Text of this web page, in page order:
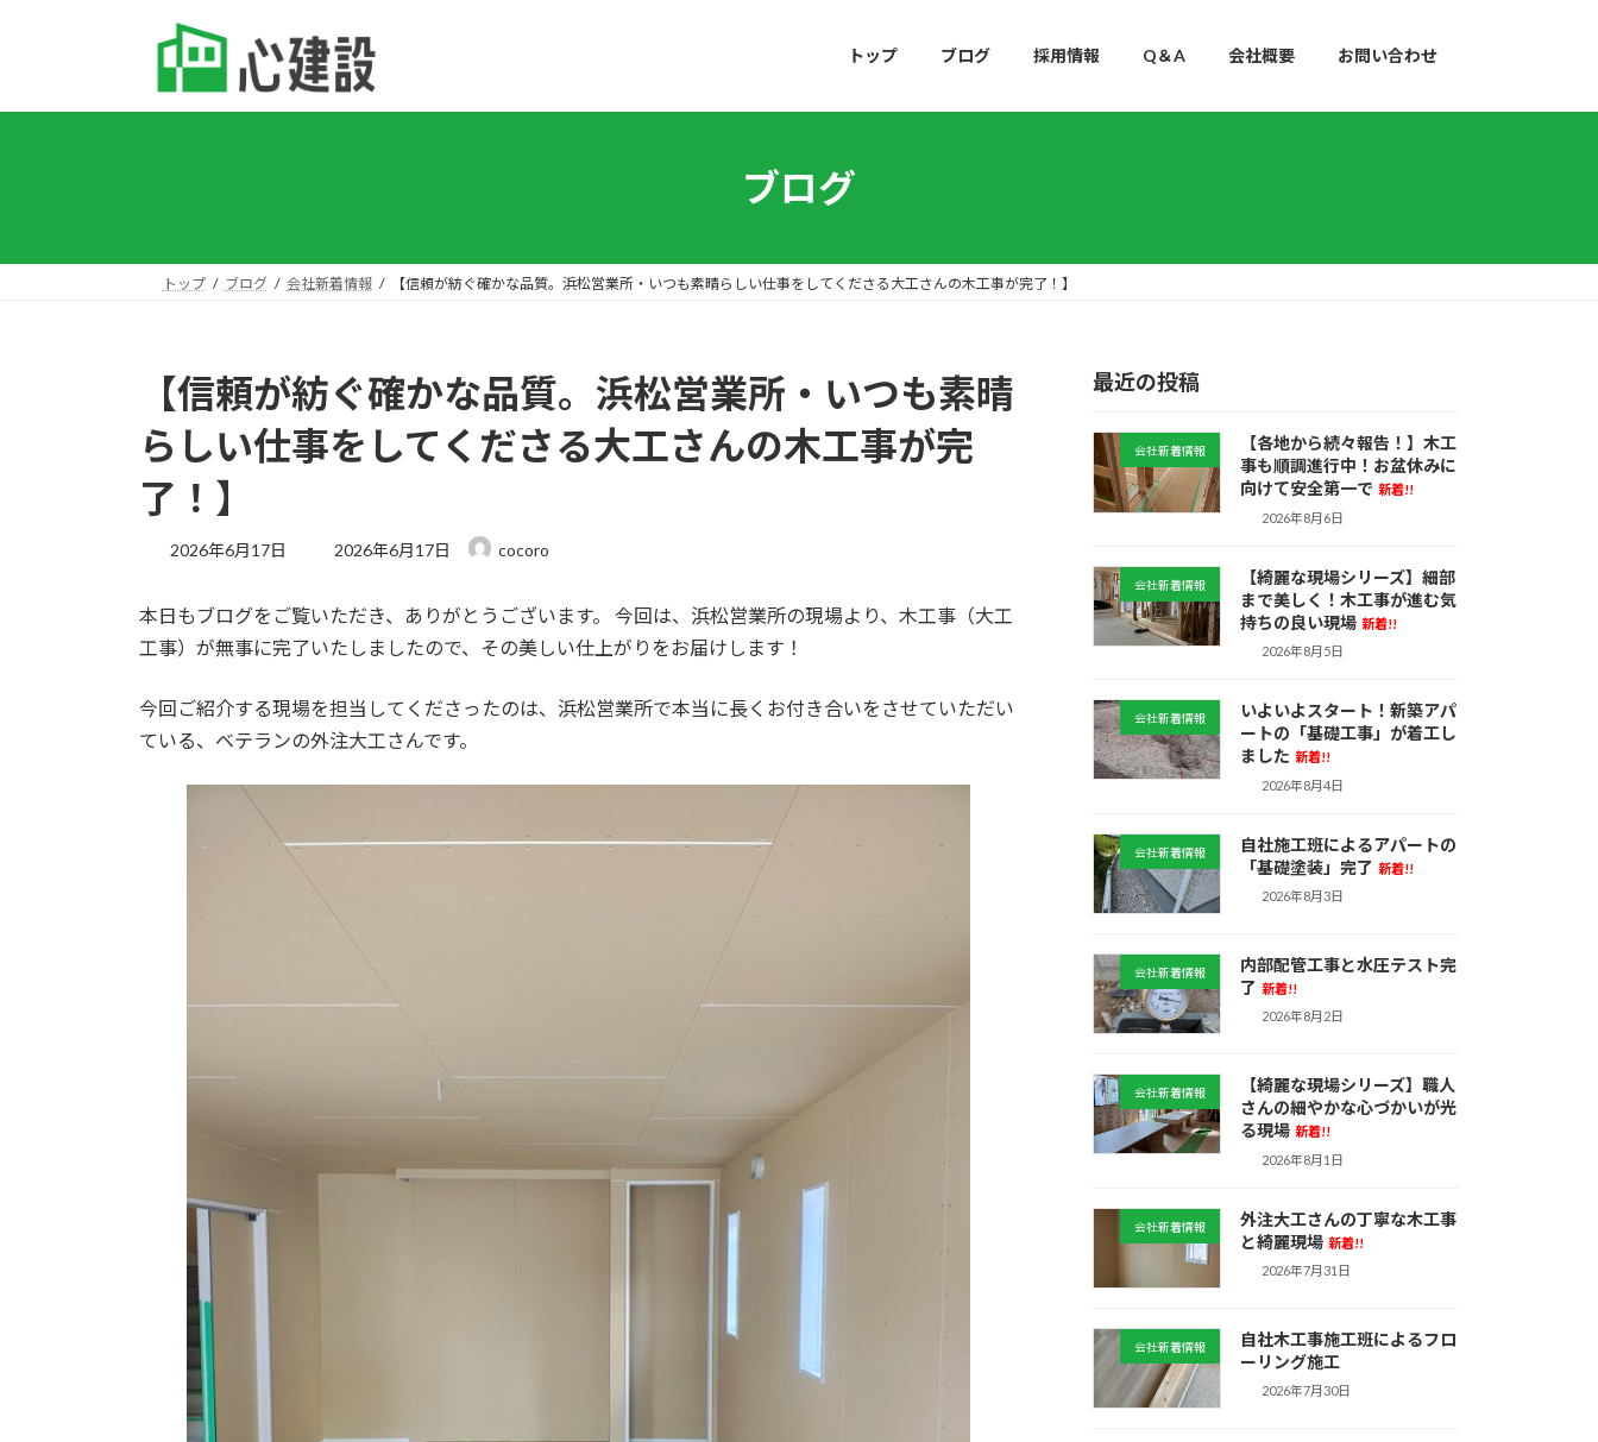
プ
動
トップ ブログ 採用情報 Q＆A 会社概要 お問い合わせ
ブログ
トップ ブログ 会社新着情報 【信頼が紡ぐ確かな品質。浜松営業所・いつも素晴らしい仕事をしてくださる大工さんの木工事が完了！】
【信頼が紡ぐ確かな品質。浜松営業所・いつも素晴
らしい仕事をしてくださる大工さんの木工事が完
了！】
2026年6月17日
最
新
日
2026年6月17日 cocoro
本日もブログをご覧いただき、ありがとうございます。 今回は、浜松営業所の現場より、木工事（大工
工事）が無事に完了いたしましたので、その美しい仕上がりをお届けします！
今回ご紹介する現場を担当してくださったのは、浜松営業所で本当に長くお付き合いをさせていただい
ている、ベテランの外注大工さんです。
最近の投稿
会社新着情報
【各地から続々報告！】木工
事も順調進行中！お盆休みに
向けて安全第一で 新着!!
2026年8月6日
会社新着情報
【綺麗な現場シリーズ】細部
まで美しく！木工事が進む気
持ちの良い現場 新着!!
2026年8月5日
会社新着情報
いよいよスタート！新築アパ
ートの「基礎工事」が着工し
ました 新着!!
2026年8月4日
会社新着情報
自社施工班によるアパートの
「基礎塗装」完了 新着!!
2026年8月3日
会社新着情報
内部配管工事と水圧テスト完
了 新着!!
2026年8月2日
会社新着情報
【綺麗な現場シリーズ】職人
さんの細やかな心づかいが光
る現場 新着!!
2026年8月1日
会社新着情報
外注大工さんの丁寧な木工事
と綺麗現場 新着!!
2026年7月31日
会社新着情報
自社木工事施工班によるフロ
ーリング施工
2026年7月30日